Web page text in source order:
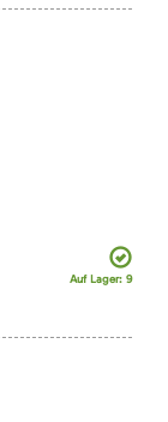
Auf Lager: 9